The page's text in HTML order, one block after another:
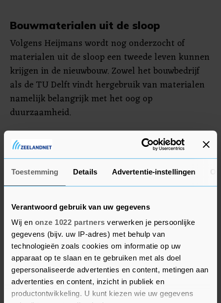
Toestemming Details Advertentie-instellingen
Verantwoord gebruik van uw gegevens
Wij en onze 1022 partners verwerken je persoonlijke
gegevens (bijv. uw IP-adres) met behulp van
technologieën zoals cookies om informatie op uw
apparaat op te slaan en te gebruiken met als doel
gepersonaliseerde advertenties en content, metingen aan
advertenties en content, inzicht in publiek en
productontwikkeling. U kunt kiezen wie uw gegevens
Bouwmaterialen uit de sloop
Volgens Heijmans wordt nog onderzocht of
materialen uit de sloop een tweede leven kunnen
krijgen in de nieuwbouw. Zowel het bouwbedrijf
als de TU Delft vindt hergebruik van materialen
namelijk belangrijk met het oog op
duurzaamheid.
Voor Heijmans is het niet de eerste klus op een
universiteit. De onderneming werkt al aan de
Science Campus in Leiden en de TU in Eindhoven.
Na de aanleg van de nieuwbouw in Delft zal
van het gebouw voor zijn rekening nemen.